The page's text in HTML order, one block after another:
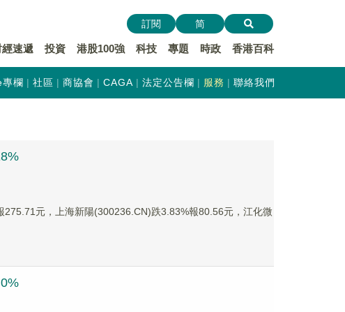
經速遞 投資 港股100強 科技 專題 時政 香港百科
訂閱 简
欄 社區 商協會 CAGA 法定公告欄 服務 聯絡我們
元，上海新陽(300236.CN)跌3.83%報80.56元，江化微